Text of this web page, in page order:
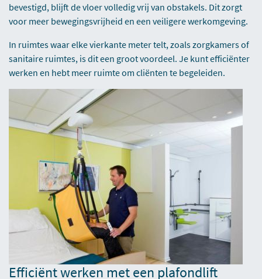
bevestigd, blijft de vloer volledig vrij van obstakels. Dit zorgt
voor meer bewegingsvrijheid en een veiligere werkomgeving.
In ruimtes waar elke vierkante meter telt, zoals zorgkamers of
sanitaire ruimtes, is dit een groot voordeel. Je kunt efficiënter
werken en hebt meer ruimte om cliënten te begeleiden.
Efficiënt werken met een plafondlift